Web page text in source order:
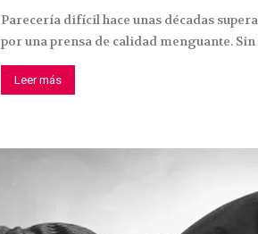
Parecería difícil hace unas décadas
por una prensa de calidad menguante.
Leer más